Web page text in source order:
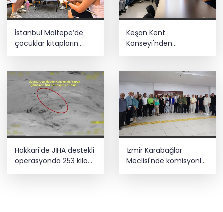
İstanbul Maltepe’de
çocuklar kitapların
renkli dünyasında
Keşan Kent
Konseyi'nden
muhtarlara nezaket
Hakkari'de JİHA destekli
operasyonda 253 kilo
İzmir Karabağlar
Meclisi'nde komisyonlar